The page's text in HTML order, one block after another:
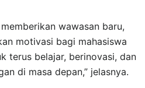
wawasan baru,
motivasi bagi mahasiswa
terus belajar, berinovasi, dan
di masa depan,” jelasnya.